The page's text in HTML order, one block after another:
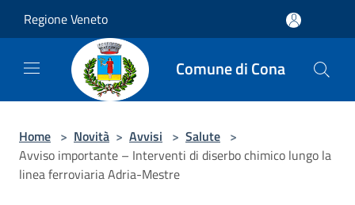
Regione Veneto
Comune di Cona
Home > Novità > Avvisi > Salute >
Avviso importante – Interventi di diserbo chimico lungo la
linea ferroviaria Adria-Mestre